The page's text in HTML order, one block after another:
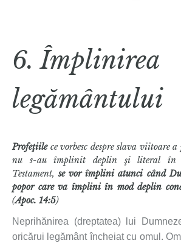
6. Împlinirea
legământului
Profeţiilece vorbesc despre slava viitoare
nu s-au împlinit deplin şi literal în
Testament,se vor împlini atunci când
popor care va împlini în mod deplin
(Apoc. 14:5)
Neprihănirea (dreptatea) lui
oricărui legământ încheiat cu omul.